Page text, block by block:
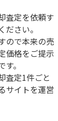
査定を依頼す
さい。
ので本来の売
価格をご提示
。
査定1件ごと
サイトを運営